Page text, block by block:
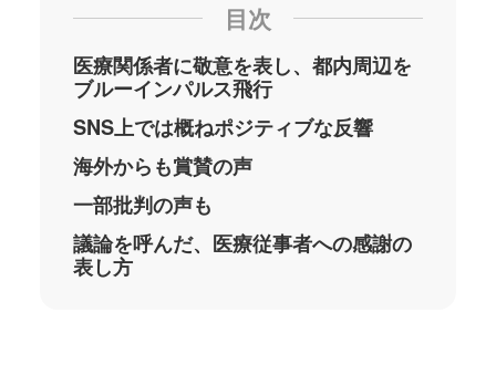
目次
医療関係者に敬意を表し、都内周辺を
ブルーインパルス飛行
SNS上では概ねポジティブな反響
海外からも賞賛の声
一部批判の声も
議論を呼んだ、医療従事者への感謝の
表し方